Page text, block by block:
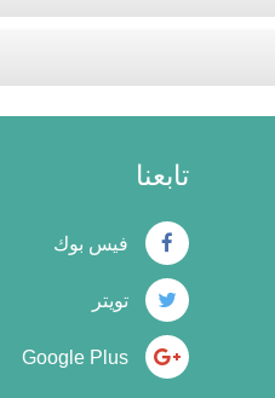
تابعنا
فيس بوك
تويتر
Google Plus